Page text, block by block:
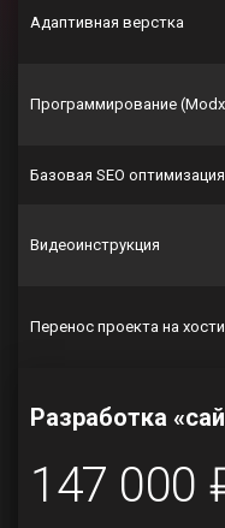
Адаптивная верстка
Программирование
Базовая SEO оптимизация
Видеоинструкция
Перенос проекта на
Разработка
147 000